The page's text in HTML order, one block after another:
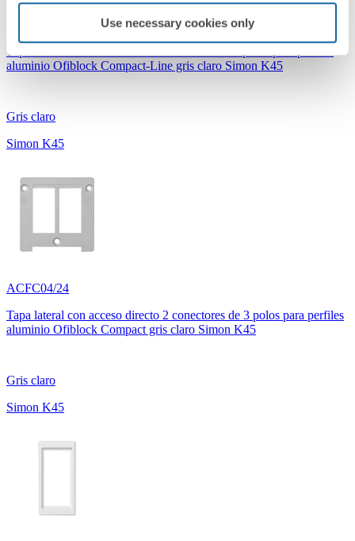
Use necessary cookies only
Tapa lateral con acceso directo 1 conector de 3 polos para perfiles
aluminio Ofiblock Compact-Line gris claro Simon K45
Gris claro
Simon K45
ACFC04/24
Tapa lateral con acceso directo 2 conectores de 3 polos para perfiles
aluminio Ofiblock Compact gris claro Simon K45
Gris claro
Simon K45